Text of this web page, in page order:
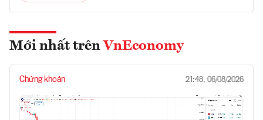
Mới nhất trên VnEconomy
Chứng khoán 21:48, 06/08/2026